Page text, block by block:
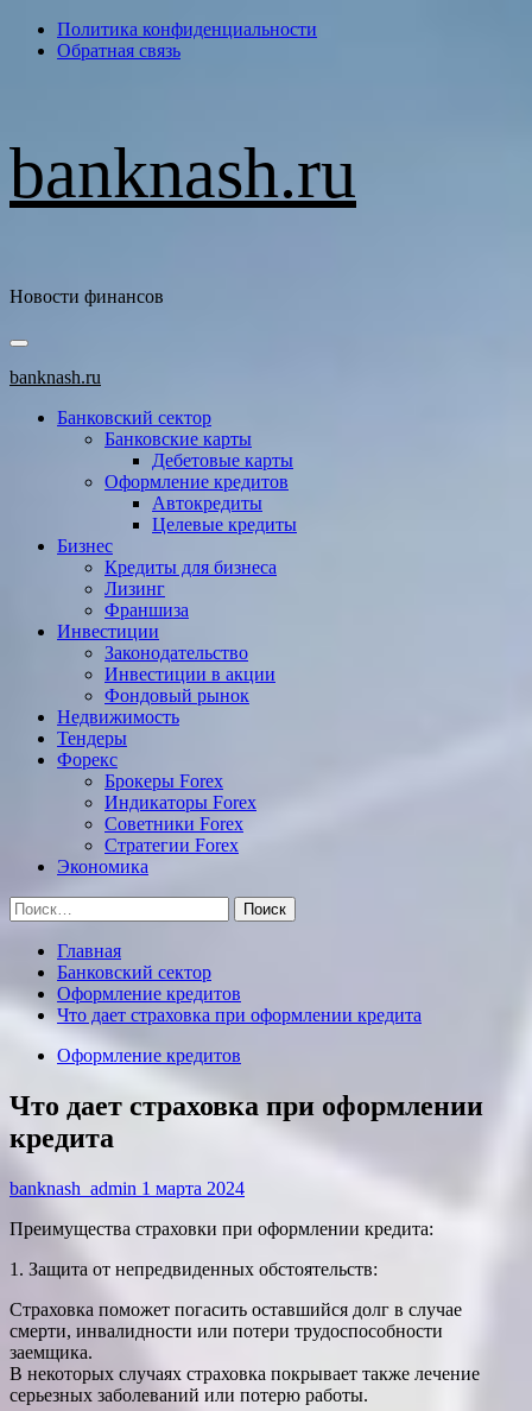
ПерейтиПолитика конфиденциальности
Обратная связь
banknash.ru
Новости финансов
Основное
меню
banknash.ru
Банковский сектор
Банковские карты
Дебетовые карты
Оформление кредитов
Автокредиты
Целевые кредиты
Бизнес
Кредиты для бизнеса
Лизинг
Франшиза
Инвестиции
Законодательство
Инвестиции в акции
Фондовый рынок
Недвижимость
Тендеры
Форекс
Брокеры Forex
Индикаторы Forex
Советники Forex
Стратегии Forex
Экономика
Найти:
Главная
Банковский сектор
Оформление кредитов
Что дает страховка при оформлении кредита
Оформление кредитов
Что дает страховка при оформлении
кредита
banknash_admin 1 марта 2024
Преимущества страховки при оформлении кредита:
1. Защита от непредвиденных обстоятельств:
Страховка поможет погасить оставшийся долг в случае
смерти, инвалидности или потери трудоспособности
заемщика.
В некоторых случаях страховка покрывает также лечение
серьезных заболеваний или потерю работы.